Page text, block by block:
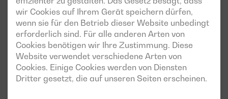
wir Cookies auf Ihrem Gerät speichern dürfen,
wenn sie für den Betrieb dieser Website unbedingt
erforderlich sind. Für alle anderen Arten von
Cookies benötigen wir Ihre Zustimmung. Diese
Website verwendet verschiedene Arten von
Cookies. Einige Cookies werden von Diensten
Dritter gesetzt, die auf unseren Seiten erscheinen.
Email
Ich bin damit einverstanden, über diesen
Newsletter auf dem Laufenden gehalten zu werden